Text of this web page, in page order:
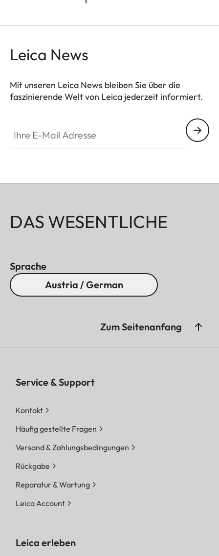
Leica News
Mit unseren Leica News bleiben Sie über die
faszinierende Welt von Leica jederzeit informiert.
DAS WESENTLICHE
Sprache
Austria / German
Zum Seitenanfang
Service & Support
Kontakt
Häufig gestellte Fragen
Versand & Zahlungsbedingungen
Rückgabe
Reparatur & Wartung
Leica Account
Leica erleben